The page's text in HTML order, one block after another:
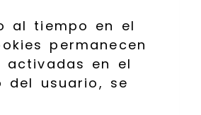
al tiempo en el
permanecen
activadas en el
del usuario, se